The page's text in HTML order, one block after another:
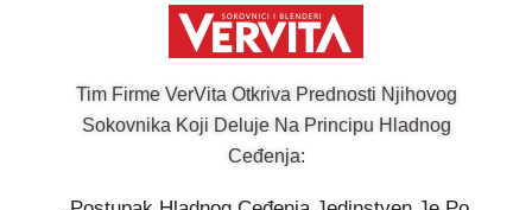
Tim Firme VerVita Otkriva Prednosti Njihovog
Sokovnika Koji Deluje Na Principu Hladnog
Ceđenja: